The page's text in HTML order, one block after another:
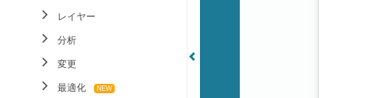
レイヤー
分析
変更
最適化